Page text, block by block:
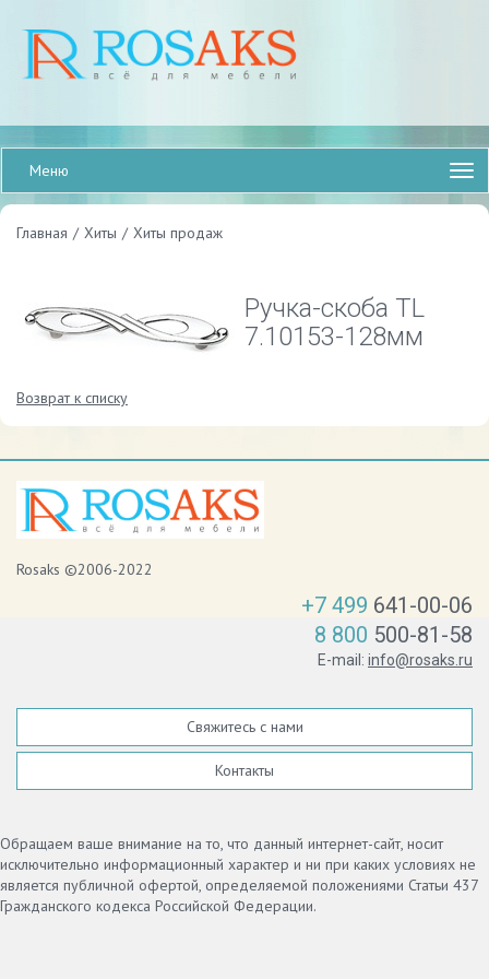
Меню
Главная / Хиты / Хиты продаж
Ручка-скоба TL
7.10153-128мм
Возврат к списку
Rosaks ©2006-2022
+7 499 641-00-06
8 800 500-81-58
E-mail: info@rosaks.ru
Свяжитесь с нами
Контакты
Обращаем ваше внимание на то, что данный интернет-сайт, носит
исключительно информационный характер и ни при каких условиях не
является публичной офертой, определяемой положениями Статьи 437
Гражданского кодекса Российской Федерации.